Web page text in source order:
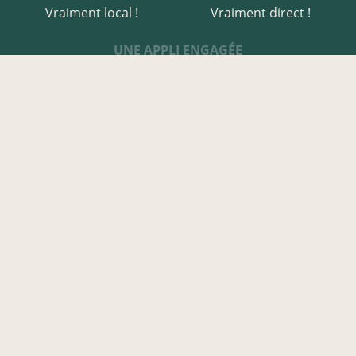
Vraiment local !
Vraiment direct !
UNE APPLI ENGAGÉE